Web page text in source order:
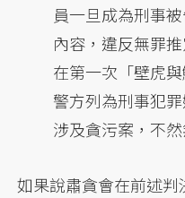
員一旦成為刑事
內容，違反無罪
在第一次「壁虎
警方列為刑事犯
涉及貪污案，不
如果說肅貪會在前述